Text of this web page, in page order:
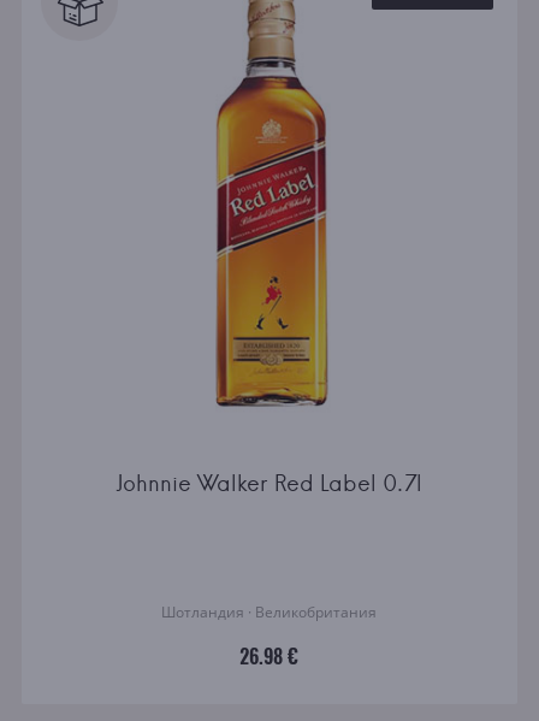
Johnnie Walker Red Label 0.7l
Шотландия · Великобритания
26.98 €